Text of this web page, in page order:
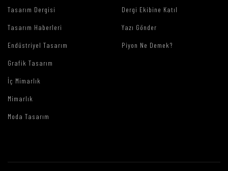
Tasarım Dergisi
Tasarım Haberleri
Endüstriyel Tasarım
Grafik Tasarım
İç Mimarlık
Mimarlık
Moda Tasarım
Dergi Ekibine Katıl
Yazı Gönder
Piyon Ne Demek?